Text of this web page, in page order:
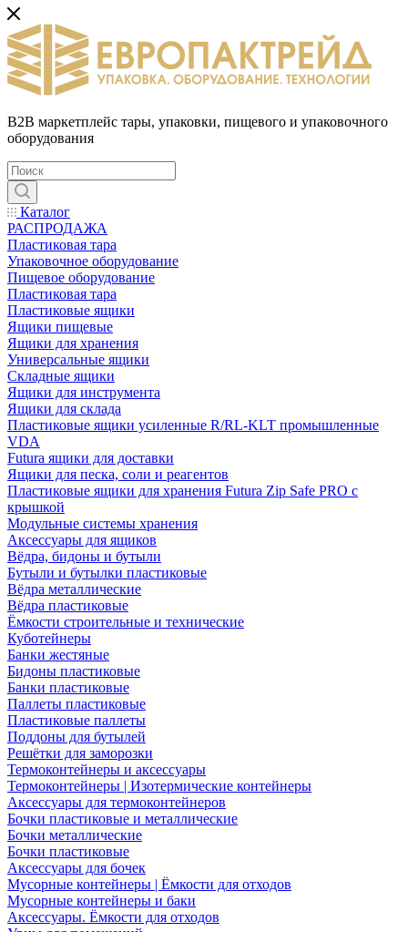
B2B маркетплейс тары, упаковки, пищевого и упаковочного
оборудования
Каталог
РАСПРОДАЖА
Пластиковая тара
Упаковочное оборудование
Пищевое оборудование
Пластиковая тара
Пластиковые ящики
Ящики пищевые
Ящики для хранения
Универсальные ящики
Складные ящики
Ящики для инструмента
Ящики для склада
Пластиковые ящики усиленные R/RL-KLT промышленные
VDA
Futura ящики для доставки
Ящики для песка, соли и реагентов
Пластиковые ящики для хранения Futura Zip Safe PRO с
крышкой
Модульные системы хранения
Аксессуары для ящиков
Вёдра, бидоны и бутыли
Бутыли и бутылки пластиковые
Вёдра металлические
Вёдра пластиковые
Ёмкости строительные и технические
Куботейнеры
Банки жестяные
Бидоны пластиковые
Банки пластиковые
Паллеты пластиковые
Пластиковые паллеты
Поддоны для бутылей
Решётки для заморозки
Термоконтейнеры и аксессуары
Термоконтейнеры | Изотермические контейнеры
Аксессуары для термоконтейнеров
Бочки пластиковые и металлические
Бочки металлические
Бочки пластиковые
Аксессуары для бочек
Мусорные контейнеры | Ёмкости для отходов
Мусорные контейнеры и баки
Аксессуары. Ёмкости для отходов